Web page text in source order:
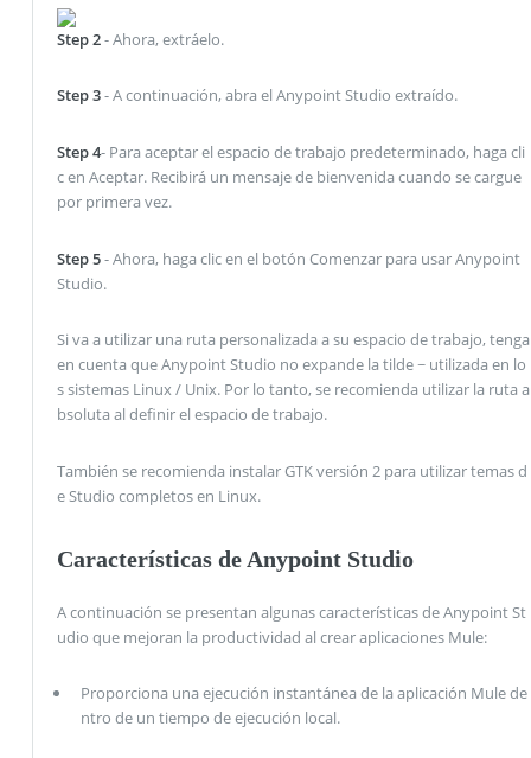
Step 2- Ahora, extráelo.
Step 3- A continuación, abra el Anypoint Studio extraído.
Step 4- Para aceptar el espacio de trabajo predeterminado, haga cli
c en Aceptar. Recibirá un mensaje de bienvenida cuando se cargue
por primera vez.
Step 5- Ahora, haga clic en el botón Comenzar para usar Anypoint
Studio.
Si va a utilizar una ruta personalizada a su espacio de trabajo, tenga
en cuenta que Anypoint Studio no expande la tilde ~ utilizada en lo
s sistemas Linux / Unix. Por lo tanto, se recomienda utilizar la ruta a
bsoluta al definir el espacio de trabajo.
También se recomienda instalar GTK versión 2 para utilizar temas d
e Studio completos en Linux.
Características de Anypoint Studio
A continuación se presentan algunas características de Anypoint St
udio que mejoran la productividad al crear aplicaciones Mule:
Proporciona una ejecución instantánea de la aplicación Mule de
ntro de un tiempo de ejecución local.